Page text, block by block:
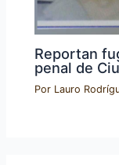
Reportan
penal de
Por Lauro